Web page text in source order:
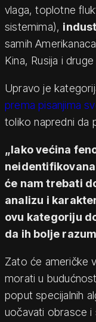
vlaga, toplotne
sistemima),
samih
Kina, Rusija i
Upravo je
prema pisanjima
toliko napredni da
„Iako većina
će nam trebati
analizu i
ovu kategoriju
da ih bolje
Zato će američke
morati u
poput specijalnih
uočavati obrasce i